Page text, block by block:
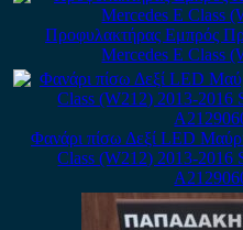
Προφυλακτήρας Εμπρός
Mercedes E Class
Φανάρι πίσω Δεξί LED
Class (W212) 2013-2016